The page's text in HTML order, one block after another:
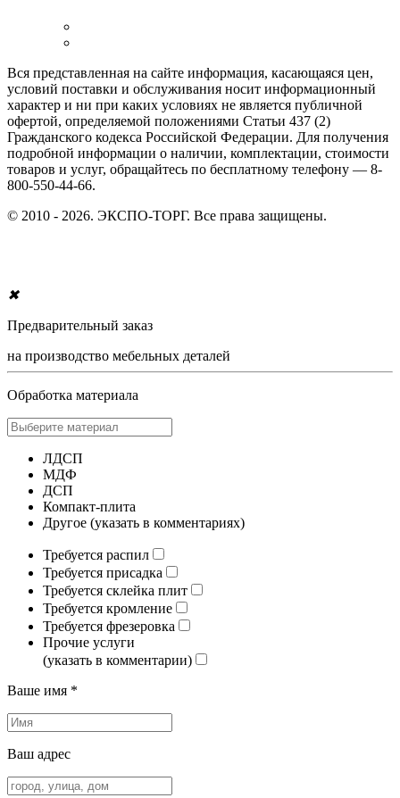
Вся представленная на сайте информация, касающаяся цен,
условий поставки и обслуживания носит информационный
характер и ни при каких условиях не является публичной
офертой, определяемой положениями Статьи 437 (2)
Гражданского кодекса Российской Федерации. Для получения
подробной информации о наличии, комплектации, стоимости
товаров и услуг, обращайтесь по бесплатному телефону — 8-
800-550-44-66.
© 2010 - 2026. ЭКСПО-ТОРГ. Все права защищены.
✖
Предварительный заказ
на производство мебельных деталей
Обработка материала
ЛДСП
МДФ
ДСП
Компакт-плита
Другое (указать в комментариях)
Требуется распил
Требуется присадка
Требуется склейка плит
Требуется кромление
Требуется фрезеровка
Прочие услуги
(указать в комментарии)
Ваше имя *
Ваш адрес